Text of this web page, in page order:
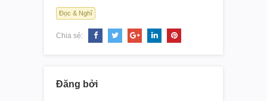
Đọc & Nghĩ
Chia sẻ:
Đăng bởi